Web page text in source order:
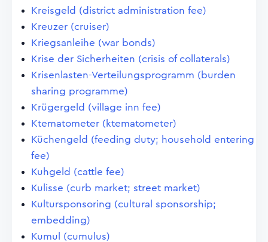
Kreisgeld (district administration fee)
Kreuzer (cruiser)
Kriegsanleihe (war bonds)
Krise der Sicherheiten (crisis of collaterals)
Krisenlasten-Verteilungsprogramm (burden
sharing programme)
Krügergeld (village inn fee)
Ktematometer (ktematometer)
Küchengeld (feeding duty; household entering
fee)
Kuhgeld (cattle fee)
Kulisse (curb market; street market)
Kultursponsoring (cultural sponsorship;
embedding)
Kumul (cumulus)